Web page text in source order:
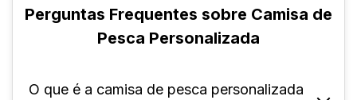
Perguntas Frequentes sobre Camisa de
Pesca Personalizada
O que é a camisa de pesca personalizada